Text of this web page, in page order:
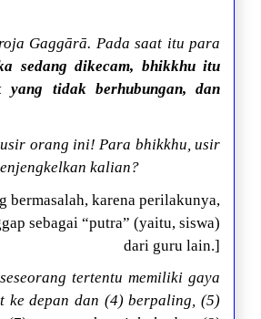
Gaggārā. Pada saat itu para
sedang dikecam, bhikkhu itu
yang tidak berhubungan, dan
orang ini! Para bhikkhu, usir
kalian?
bermasalah, karena perilakunya,
sebagai “putra” (yaitu, siswa)
dari guru lain.]
tertentu memiliki gaya
ke depan dan (4) berpaling, (5)